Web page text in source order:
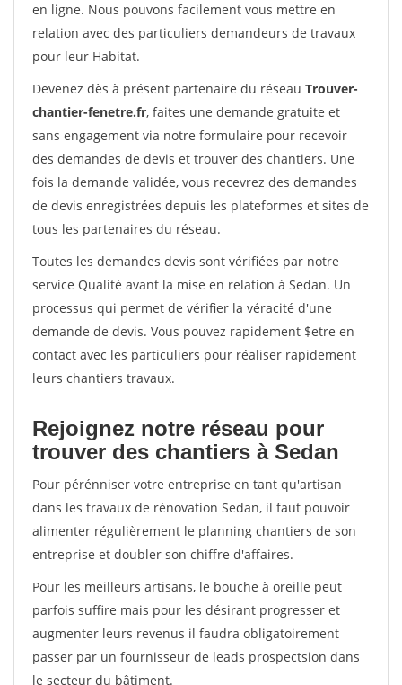
en ligne. Nous pouvons facilement vous mettre en
relation avec des particuliers demandeurs de travaux
pour leur Habitat.
Devenez dès à présent partenaire du réseau Trouver-
chantier-fenetre.fr, faites une demande gratuite et
sans engagement via notre formulaire pour recevoir
des demandes de devis et trouver des chantiers. Une
fois la demande validée, vous recevrez des demandes
de devis enregistrées depuis les plateformes et sites de
tous les partenaires du réseau.
Toutes les demandes devis sont vérifiées par notre
service Qualité avant la mise en relation à Sedan. Un
processus qui permet de vérifier la véracité d'une
demande de devis. Vous pouvez rapidement $etre en
contact avec les particuliers pour réaliser rapidement
leurs chantiers travaux.
Rejoignez notre réseau pour
trouver des chantiers à Sedan
Pour pérénniser votre entreprise en tant qu'artisan
dans les travaux de rénovation Sedan, il faut pouvoir
alimenter régulièrement le planning chantiers de son
entreprise et doubler son chiffre d'affaires.
Pour les meilleurs artisans, le bouche à oreille peut
parfois suffire mais pour les désirant progresser et
augmenter leurs revenus il faudra obligatoirement
passer par un fournisseur de leads prospectsion dans
le secteur du bâtiment.